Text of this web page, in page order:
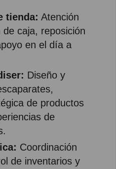
tienda: Atención
caja, reposición
en el día a
Diseño y
de productos
de
Coordinación
de inventarios y